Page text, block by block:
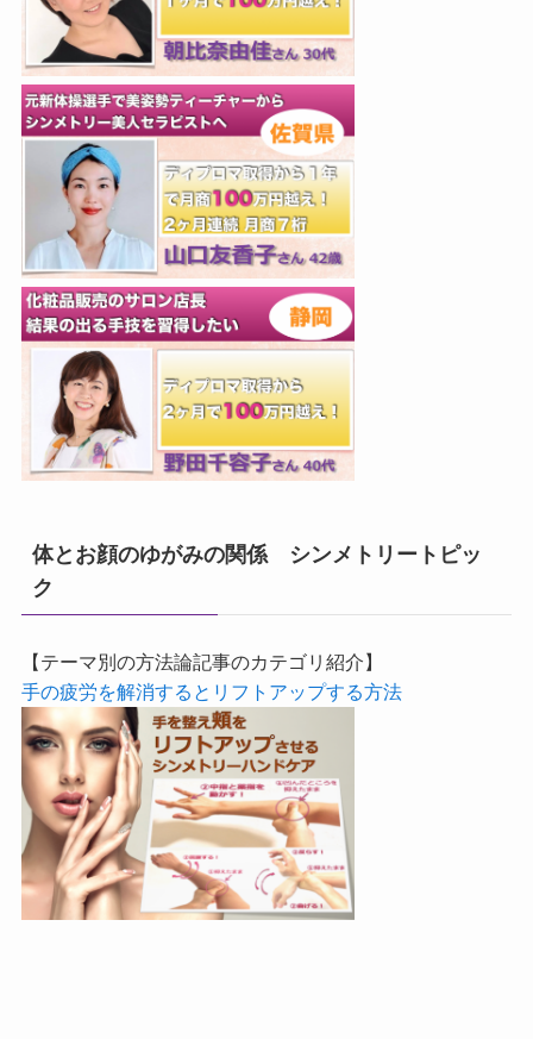
体とお顔のゆがみの関係 シンメトリートピッ
ク
【テーマ別の方法論記事のカテゴリ紹介】
手の疲労を解消するとリフトアップする方法